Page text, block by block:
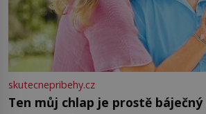
skutecnepribehy.cz
Ten můj chlap je prostě báječný